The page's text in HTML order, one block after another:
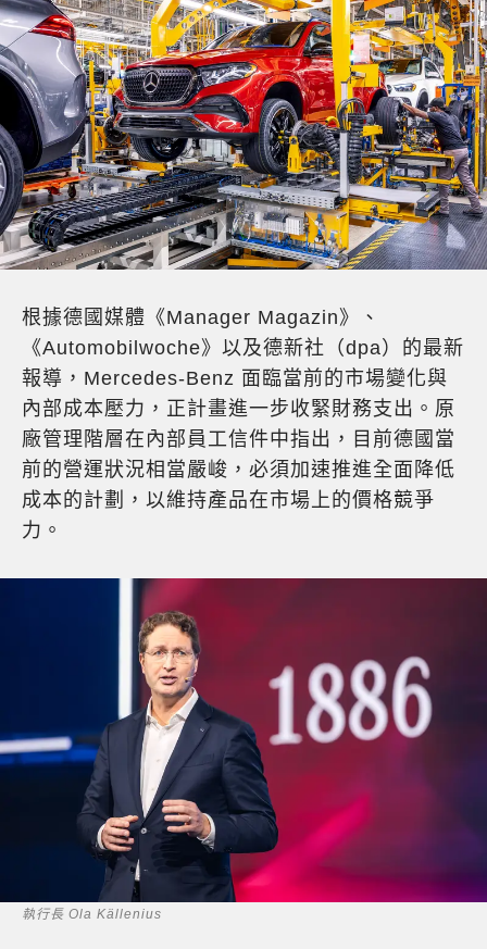
根據德國媒體《Manager Magazin》、
《Automobilwoche》以及德新社（dpa）的最新
報導，Mercedes-Benz 面臨當前的市場變化與
內部成本壓力，正計畫進一步收緊財務支出。原
廠管理階層在內部員工信件中指出，目前德國當
前的營運狀況相當嚴峻，必須加速推進全面降低
成本的計劃，以維持產品在市場上的價格競爭
力。
執行長 Ola Källenius